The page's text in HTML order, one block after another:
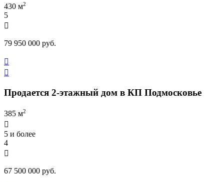
430 м2
5

79 950 000 руб.


Продается 2-этажный дом в КП Подмосковье
385 м2

5 и более
4

67 500 000 руб.